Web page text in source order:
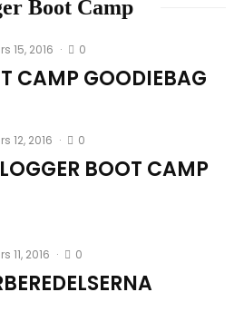
Boot Camp
15, 2016 · 0
CAMP GOODIEBAG
12, 2016 · 0
BOOT CAMP
11, 2016 · 0